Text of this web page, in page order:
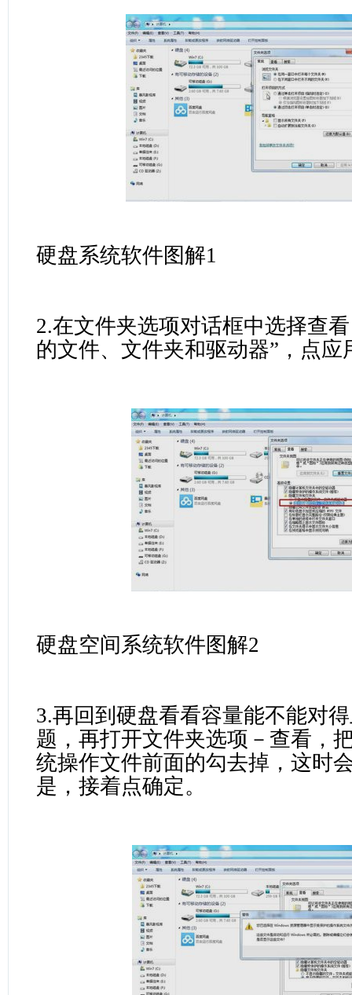
硬盘系统软件图解1
2.在文件夹选项对话框中选择查
的文件、文件夹和驱动器”，点应
硬盘空间系统软件图解2
3.再回到硬盘看看容量能不能对
题，再打开文件夹选项－查看，
统操作文件前面的勾去掉，这时
是，接着点确定。